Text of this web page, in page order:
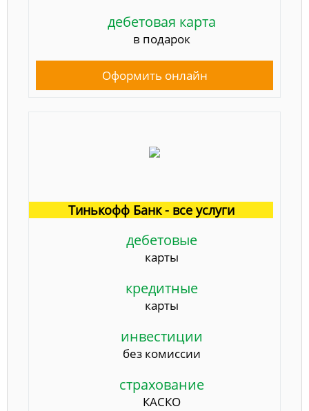
дебетовая карта
в подарок
Оформить онлайн
Тинькофф Банк - все услуги
дебетовые
карты
кредитные
карты
инвестиции
без комиссии
страхование
КАСКО